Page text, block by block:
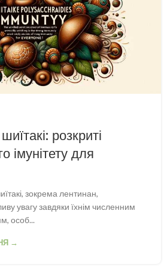
розкриті
імунітету для
зокрема лентинан,
увагу завдяки їхнім численним
особ...
→